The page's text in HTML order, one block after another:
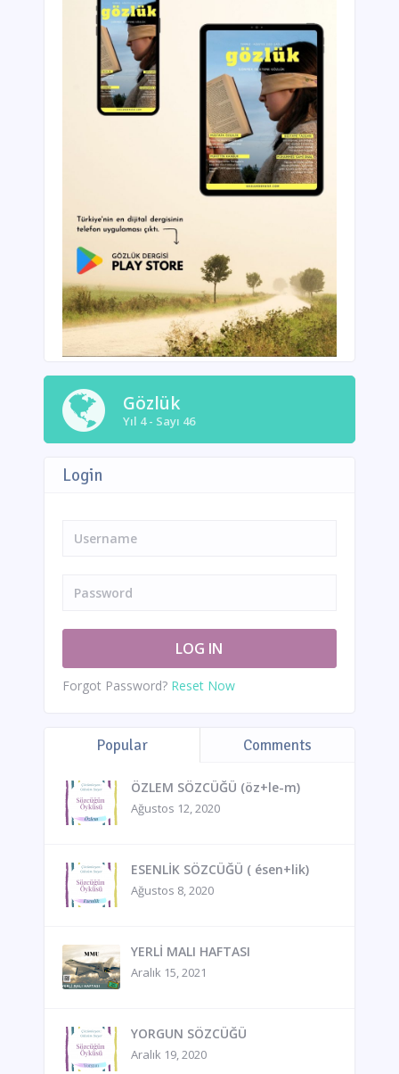
Gözlük
Yıl 4 - Sayı 46
Login
Forgot Password? Reset Now
Popular Comments
ÖZLEM SÖZCÜĞÜ (öz+le-m)
Ağustos 12, 2020
ESENLİK SÖZCÜĞÜ ( ésen+lik)
Ağustos 8, 2020
YERLİ MALI HAFTASI
Aralık 15, 2021
YORGUN SÖZCÜĞÜ
Aralık 19, 2020